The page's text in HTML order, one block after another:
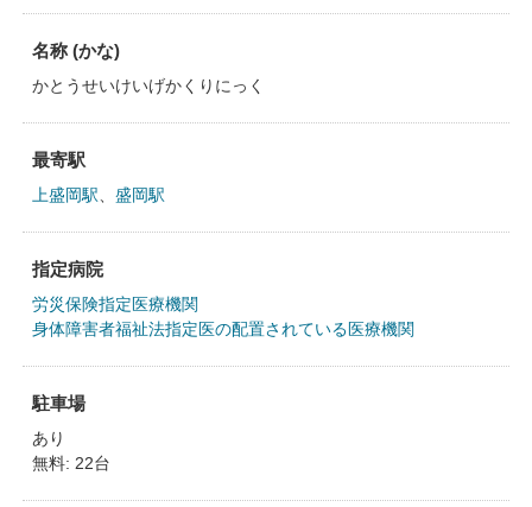
名称 (かな)
かとうせいけいげかくりにっく
最寄駅
上盛岡駅 盛岡駅
指定病院
労災保険指定医療機関
身体障害者福祉法指定医の配置されている医療機関
駐車場
あり
無料: 22台